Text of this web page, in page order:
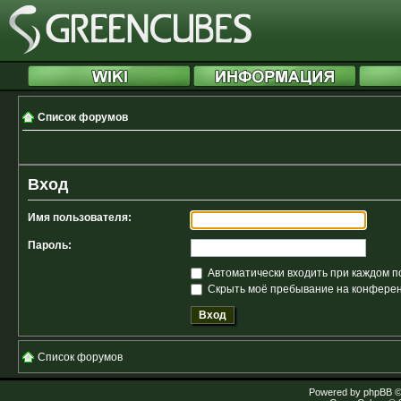
Список форумов
Вход
Имя пользователя:
Пароль:
Автоматически входить при каждом
Скрыть моё пребывание на
Список форумов
Powered by phpBB